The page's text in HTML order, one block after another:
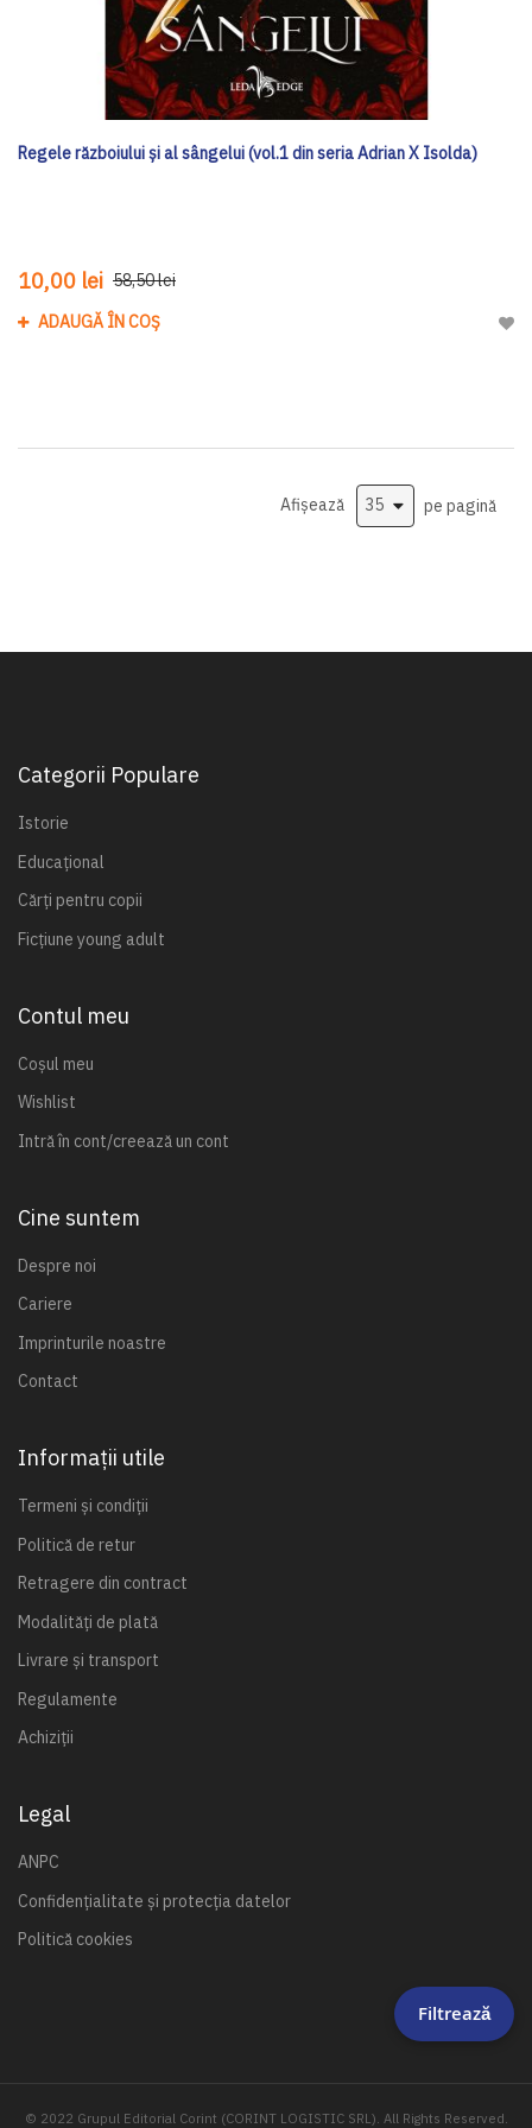
Regele războiului și al sângelui (vol.1 din seria Adrian X Isolda)
10,00 lei 58,50 lei
ADAUGĂ ÎN COȘ
Afișează pe pagină
Categorii Populare
Istorie
Educațional
Cărți pentru copii
Ficțiune young adult
Contul meu
Coșul meu
Wishlist
Intră în cont/creează un cont
Cine suntem
Despre noi
Cariere
Imprinturile noastre
Contact
Informații utile
Termeni și condiții
Politică de retur
Retragere din contract
Modalități de plată
Livrare și transport
Regulamente
Achiziții
Legal
ANPC
Confidențialitate și protecția datelor
Politică cookies
© 2022 Grupul Editorial Corint (CORINT LOGISTIC SRL). All Rights Reserved.
Filtrează